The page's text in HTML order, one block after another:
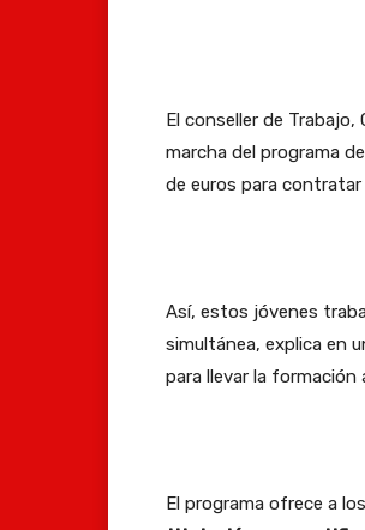
El conseller de
marcha del programa
de euros para
Así, estos jóvenes
simultánea, explica en
para llevar la formación
El programa ofrece a